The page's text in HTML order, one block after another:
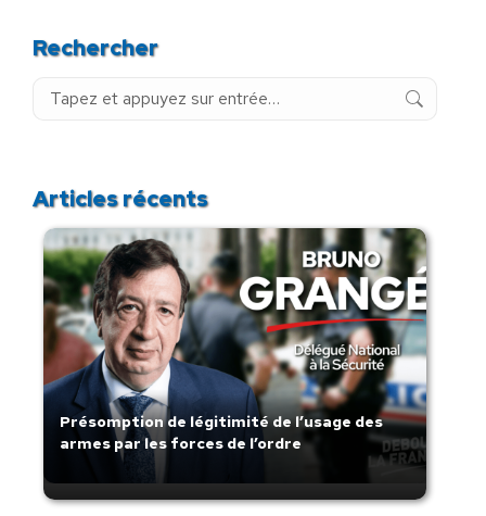
Rechercher
Recherche
Articles récents
Présomption de légitimité de l’usage des
armes par les forces de l’ordre